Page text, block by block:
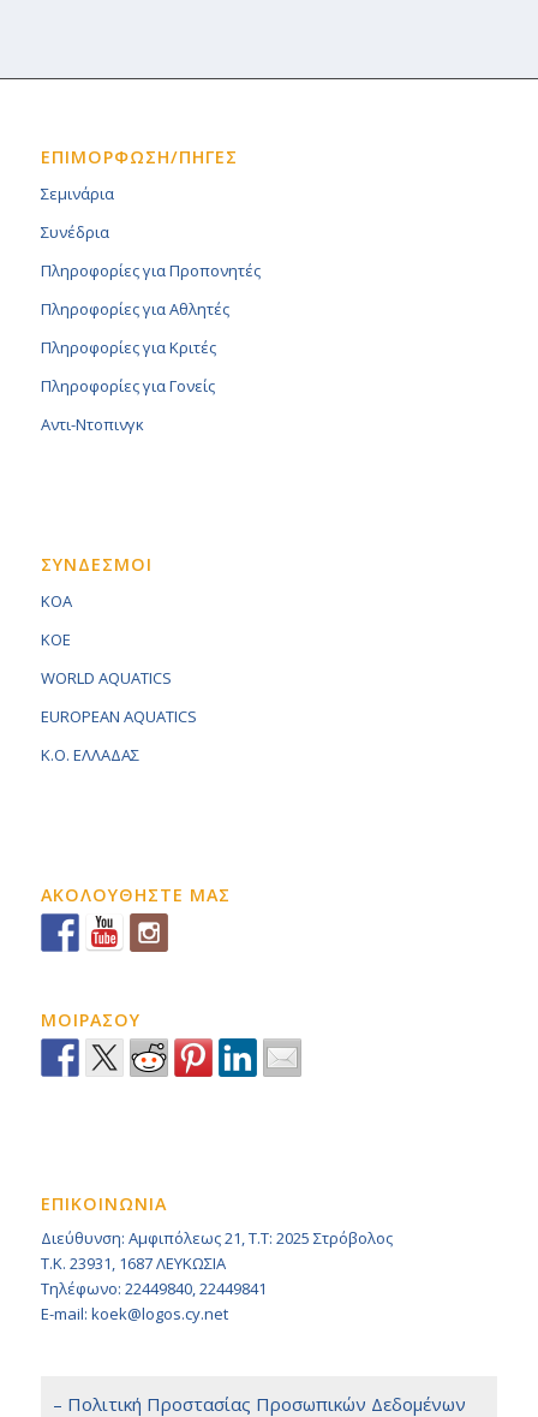
ΕΠΙΜΟΡΦΩΣΗ/ΠΗΓΕΣ
Σεμινάρια
Συνέδρια
Πληροφορίες για Προπονητές
Πληροφορίες για Αθλητές
Πληροφορίες για Κριτές
Πληροφορίες για Γονείς
Αντι-Ντοπινγκ
ΣΥΝΔΕΣΜΟΙ
KOA
KOE
WORLD AQUATICS
EUROPEAN AQUATICS
K.O. ΕΛΛΑΔΑΣ
ΑΚΟΛΟΥΘΗΣΤΕ ΜΑΣ
ΜΟΙΡΑΣΟΥ
ΕΠΙΚΟΙΝΩΝΙΑ
Διεύθυνση: Αμφιπόλεως 21, Τ.Τ: 2025 Στρόβολος
Τ.Κ. 23931, 1687 ΛΕΥΚΩΣΙΑ
Τηλέφωνο: 22449840, 22449841
E-mail: koek@logos.cy.net
– Πολιτική Προστασίας Προσωπικών Δεδομένων